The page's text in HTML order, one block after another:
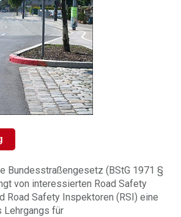
Bundesstraßengesetz (BStG 1971 §
von interessierten Road Safety
Road Safety Inspektoren (RSI) eine
Lehrgangs für